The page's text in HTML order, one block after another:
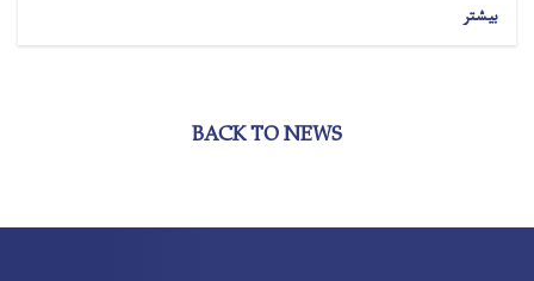
بیشتر
BACK TO NEWS